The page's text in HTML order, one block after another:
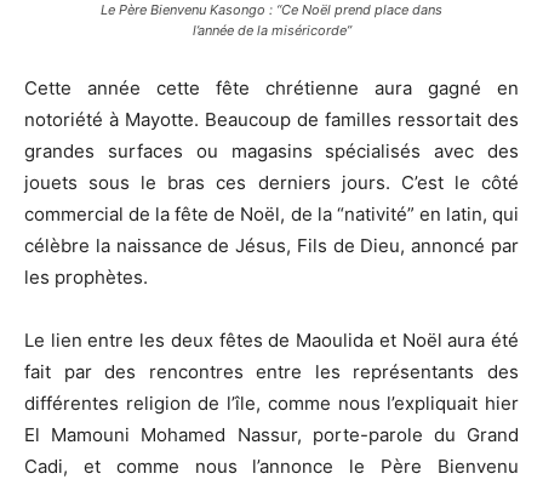
Le Père Bienvenu Kasongo : “Ce Noël prend place dans
l’année de la miséricorde”
Cette année cette fête chrétienne aura gagné en
notoriété à Mayotte. Beaucoup de familles ressortait des
grandes surfaces ou magasins spécialisés avec des
jouets sous le bras ces derniers jours. C’est le côté
commercial de la fête de Noël, de la “nativité” en latin, qui
célèbre la naissance de Jésus, Fils de Dieu, annoncé par
les prophètes.
Le lien entre les deux fêtes de Maoulida et Noël aura été
fait par des rencontres entre les représentants des
différentes religion de l’île, comme nous l’expliquait hier
El Mamouni Mohamed Nassur, porte-parole du Grand
Cadi, et comme nous l’annonce le Père Bienvenu